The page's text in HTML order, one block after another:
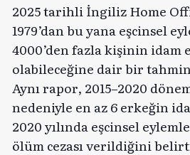
2025 tarihli İngiliz Home
1979’dan bu yana eşcinsel
4000’den fazla kişinin idam
olabileceğine dair bir
Aynı rapor, 2015–2020
nedeniyle en az 6 erkeğin
2020 yılında eşcinsel
ölüm cezası verildiğini